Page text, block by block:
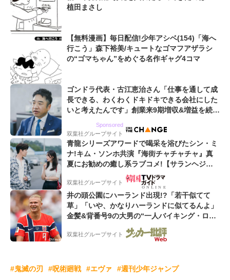
植田まさし
【無料漫画】毎日配信!少年アシベ(154)「海へ
行こう」森下裕美/キュートなゴマフアザラシ
の“ゴマちゃん”をめぐる名作ギャグ4コマ
ゴンドラ代表・古江恵治さん「仕事を通して成
長できる、わくわくドキドキできる会社にした
いと考えたんです」創業来9期増収&増益を続け
Sponsored
双葉社グループサイト
青龍シリーズアワードで喝采を浴びたシン・ミ
ナ!キム・ソンホ共演『海街チャチャチャ』真
夏にお勧めの癒し系ラブコメ!【サランヘジョ
双葉社グループサイト
井の頭公園にハーランド出現!?「若干似てて
草」「いや、かなりハーランドに似てるんよ」
金髪&背番号9の大男の“一人バイキング・ロ
ー”映像が話題!「元気をもらった」
双葉社グループサイト
#鬼滅の刃 #呪術廻戦 #エヴァ #週刊少年ジャンプ